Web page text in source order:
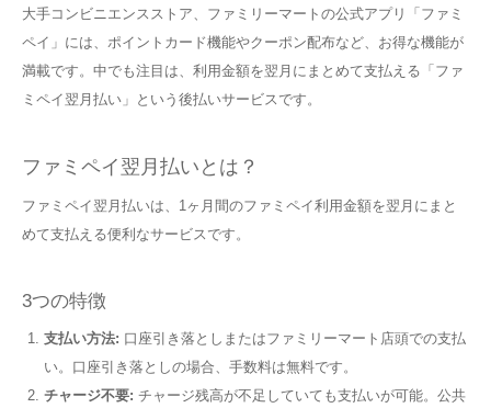
大手コンビニエンスストア、ファミリーマートの公式アプリ「ファミ
ペイ」には、ポイントカード機能やクーポン配布など、お得な機能が
満載です。中でも注目は、利用金額を翌月にまとめて支払える「ファ
ミペイ翌月払い」という後払いサービスです。
ファミペイ翌月払いとは？
ファミペイ翌月払いは、1ヶ月間のファミペイ利用金額を翌月にまと
めて支払える便利なサービスです。
3つの特徴
支払い方法: 口座引き落としまたはファミリーマート店頭での支払
い。口座引き落としの場合、手数料は無料です。
チャージ不要: チャージ残高が不足していても支払いが可能。公共